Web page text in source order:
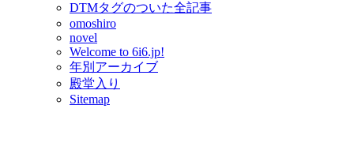
DTMタグのついた全記事
omoshiro
novel
Welcome to 6i6.jp!
年別アーカイブ
殿堂入り
Sitemap